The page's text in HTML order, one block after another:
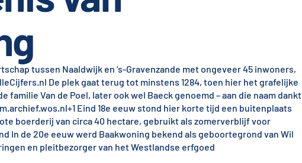
tussen Naaldwijk en ’s-Gravenzande met ongeveer 45 inwoners,
De plek gaat terug tot minstens 1284, toen hier het grafelijke
familie Van de Poel, later ook wel Baeck genoemd – aan die naam dankt
archief.wos.nl+1Eind 18e eeuw stond hier korte tijd een buitenplaats
boerderij van circa 40 hectare, gebruikt als zomerverblijf voor
In de 20e eeuw werd Baakwoning bekend als geboortegrond van Wil
en pleitbezorger van het Westlandse erfgoed